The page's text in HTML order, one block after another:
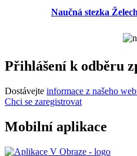
Naučná stezka
Přihlášení k odběru
Dostávejte informace z našeho
Chci se zaregistrovat
Mobilní aplikace